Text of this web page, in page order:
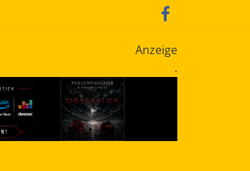
Anzeige
.